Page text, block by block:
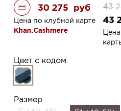
30 275 руб
Цена по клубной карте
Khan.Cashmere
43
43
Цвет с кодом
Размер